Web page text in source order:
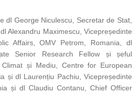
dl George Niculescu, Secretar de Stat,
Alexandru Maximescu, Vicepreședinte
Affairs, OMV Petrom, Romania, dl
Senior Research Fellow și șeful
și Mediu, Centre for European
și dl Laurențiu Pachiu, Vicepreședinte
și dl Claudiu Contanu, Chief Officer